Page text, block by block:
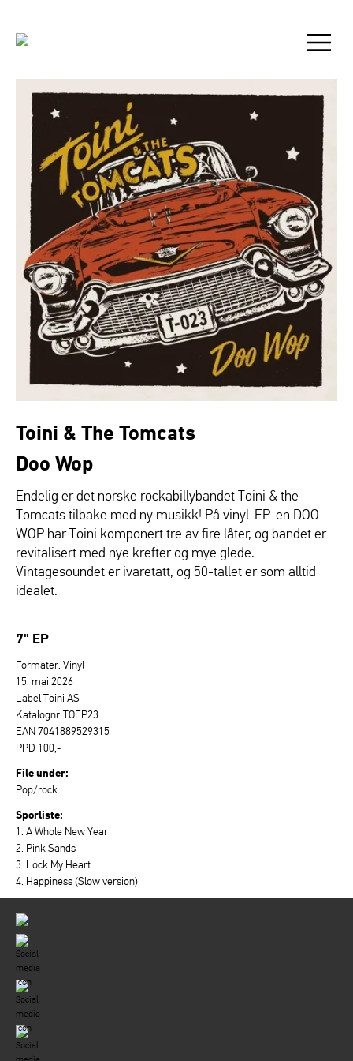
Toini & The Tomcats
Doo Wop
Endelig er det norske rockabillybandet Toini & the
Tomcats tilbake med ny musikk! På vinyl-EP-en DOO
WOP har Toini komponert tre av fire låter, og bandet er
revitalisert med nye krefter og mye glede.
Vintagesoundet er ivaretatt, og 50-tallet er som alltid
idealet.
7" EP
Formater: Vinyl
15. mai 2026
Label Toini AS
Katalognr. TOEP23
EAN 7041889529315
PPD 100,-
File under:
Pop/rock
Sporliste:
1. A Whole New Year
2. Pink Sands
3. Lock My Heart
4. Happiness (Slow version)